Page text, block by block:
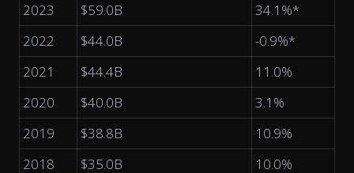
2023
$59.0B
34.1%*
2022
$44.0B
-0.9%*
2021
$44.4B
11.0%
2020
$40.0B
3.1%
2019
$38.8B
10.9%
2018
$35.0B 10.0%